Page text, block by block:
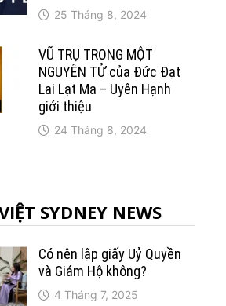
25 Tháng 8, 2024
VŨ TRỤ TRONG MỘT
NGUYÊN TỬ của Đức Đạt
Lai Lạt Ma – Uyên Hạnh
giới thiệu
24 Tháng 8, 2024
SYDNEY NEWS
Có nên lập giấy Uỷ Quyền
và Giám Hộ không?
4 Tháng 7, 2025